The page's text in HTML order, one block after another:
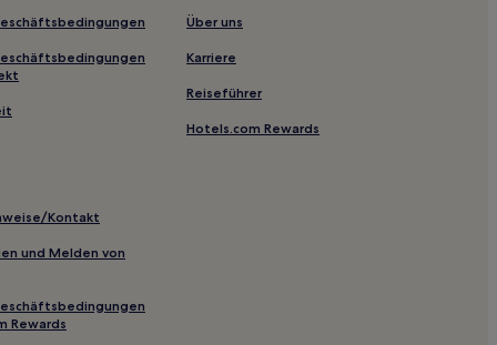
LimaKontakt
und Melden von
Rewards
Über uns
Karriere
Reiseführer
Hotels.com Rewards